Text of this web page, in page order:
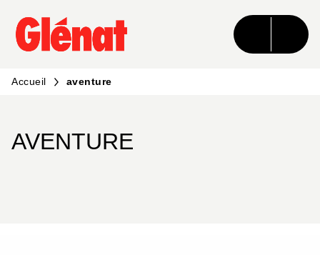
MENU RECHERCHE CONTENU
PIED DE PAGE
Accueil aventure
AVENTURE